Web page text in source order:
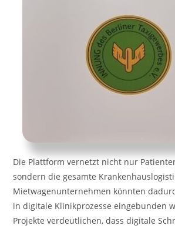
Die Plattform vernetzt nicht nur
sondern die gesamte
Mietwagenunternehmen könnten
in digitale Klinikprozesse eingebunden
Projekte verdeutlichen, dass digitale